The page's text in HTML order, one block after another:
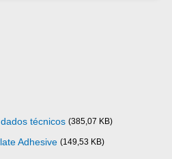
técnicos (385,07 KB)
Adhesive (149,53 KB)